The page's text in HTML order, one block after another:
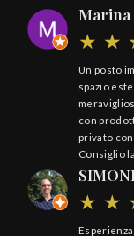
Marina
Un posto
spazio
con
privato
Consiglio